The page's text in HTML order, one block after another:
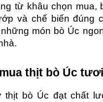
từ khâu chọn mua,
và chế biến đúng
món bò Úc
thịt bò Úc
bò Úc đạt chất